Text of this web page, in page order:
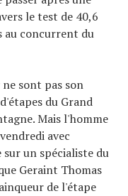
le test de 40,6
au concurrent du
sont pas son
du Grand
Mais l'homme
avec
sur un spécialiste du
Geraint Thomas
de l'étape